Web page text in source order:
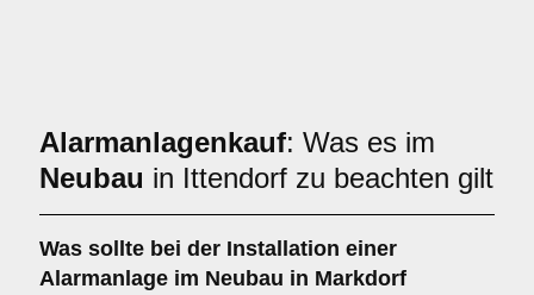
Alarmanlagenkauf: Was es im
Neubau in Ittendorf zu beachten gilt
Was sollte bei der Installation einer
Alarmanlage im Neubau in Markdorf